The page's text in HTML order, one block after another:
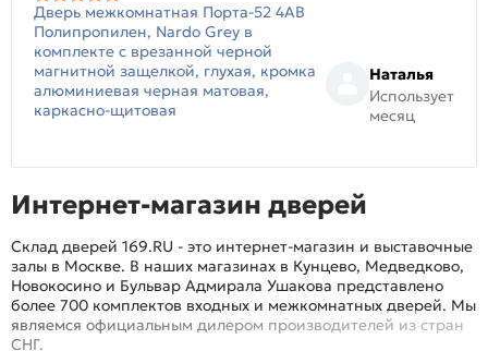
Дверь межкомнатная Порта-52 4AB
Полипропилен, Nardo Grey в
комплекте с врезанной черной
магнитной защелкой, глухая, кромка
алюминиевая черная матовая,
каркасно-щитовая
Наталья
Использует
месяц
Интернет-магазин дверей
Склад дверей 169.RU - это интернет-магазин и выставочные
залы в Москве. В наших магазинах в Кунцево, Медведково,
Новокосино и Бульвар Адмирала Ушакова представлено
более 700 комплектов входных и межкомнатных дверей. Мы
являемся официальным дилером производителей из стран
СНГ.